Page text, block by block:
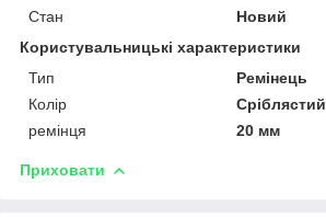
Стан
Новий
Користувальницькі характеристики
Тип
Ремінець
Колір
Сріблястий
ремінця
20 мм
Приховати